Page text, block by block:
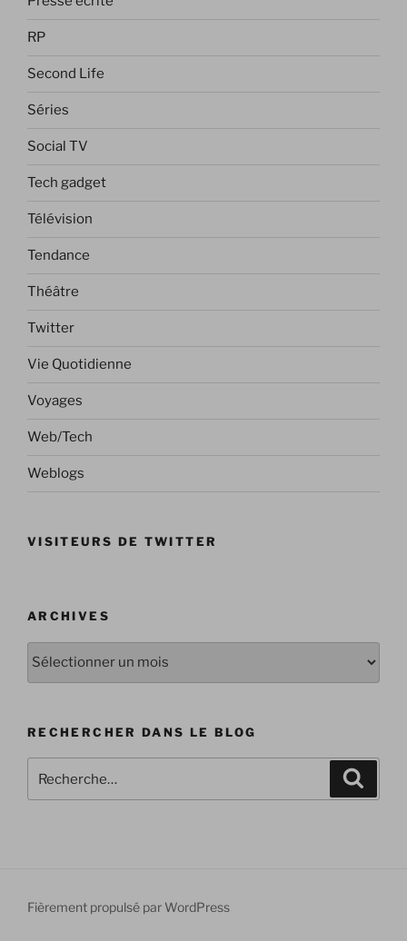
RP
Second Life
Séries
Social TV
Tech gadget
Télévision
Tendance
Théâtre
Twitter
Vie Quotidienne
Voyages
Web/Tech
Weblogs
VISITEURS DE TWITTER
ARCHIVES
Archives
RECHERCHER DANS LE BLOG
Fièrement propulsé par WordPress